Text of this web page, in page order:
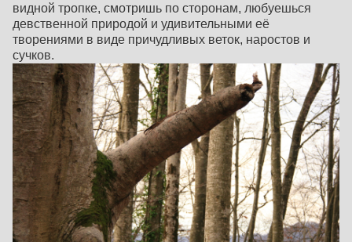
видной тропке, смотришь по сторонам, любуешься
девственной природой и удивительными её
творениями в виде причудливых веток, наростов и
сучков.